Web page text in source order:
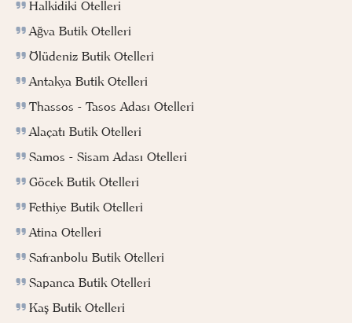
Halkidiki Otelleri
Ağva Butik Otelleri
Ölüdeniz Butik Otelleri
Antakya Butik Otelleri
Thassos - Tasos Adası Otelleri
Alaçatı Butik Otelleri
Samos - Sisam Adası Otelleri
Göcek Butik Otelleri
Fethiye Butik Otelleri
Atina Otelleri
Safranbolu Butik Otelleri
Sapanca Butik Otelleri
Kaş Butik Otelleri